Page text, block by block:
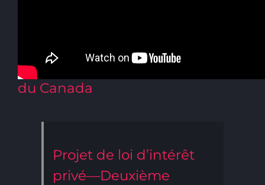
Projet de loi concernant Guides
du Canada
Projet de loi d’intérêt
privé—Deuxième